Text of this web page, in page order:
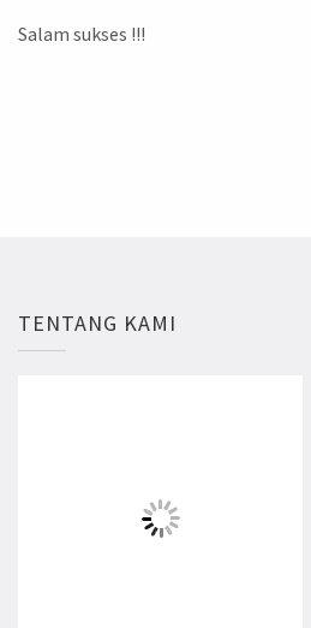
Salam sukses !!!
TENTANG KAMI